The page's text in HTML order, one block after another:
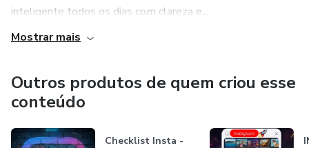
inteligente todos os dias com clareza e...
Mostrar mais
Outros produtos de quem criou esse
conteúdo
Checklist Insta -